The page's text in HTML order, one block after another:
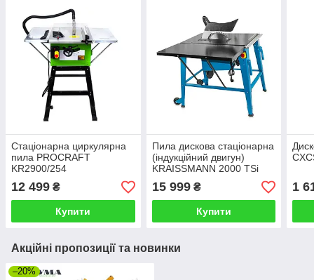
Стаціонарна циркулярна
пила PROCRAFT
KR2900/254
12 499 ₴
Купити
Пила дискова стаціонарна
(індукційний двигун)
KRAISSMANN 2000 TSi
315 (2000 Вт / диск 315
мм / 2950 об/хв)
15 999₴
Купити
1
Акційні пропозиції та новинки
–20%